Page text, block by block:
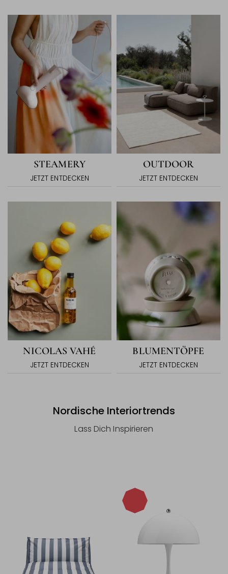
STEAMERY
JETZT ENTDECKEN
OUTDOOR
JETZT ENTDECKEN
NICOLAS VAHÉ
JETZT ENTDECKEN
BLUMENTÖPFE
JETZT ENTDECKEN
Nordische Interiortrends
Lass Dich Inspirieren